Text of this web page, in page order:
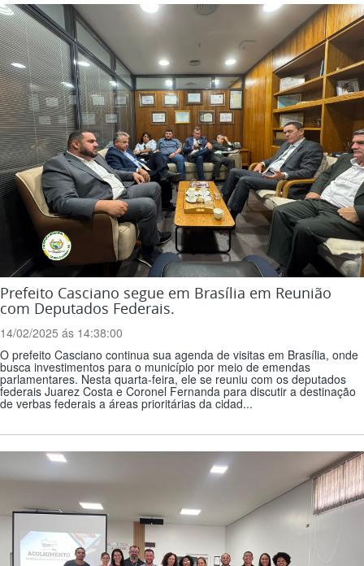
Prefeito Casciano segue em Brasília em Reunião
com Deputados Federais.
14/02/2025 ás 14:38:00
O prefeito Casciano continua sua agenda de visitas em Brasília, onde
busca investimentos para o município por meio de emendas
parlamentares. Nesta quarta-feira, ele se reuniu com os deputados
federais Juarez Costa e Coronel Fernanda para discutir a destinação
de verbas federais a áreas prioritárias da cidad...